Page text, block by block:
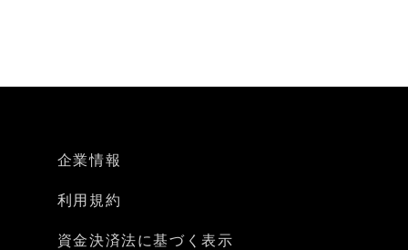
企業情報
利用規約
資金決済法に基づく表示